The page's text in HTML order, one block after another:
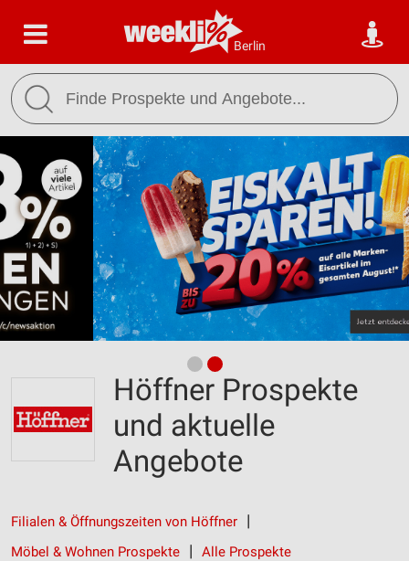
Berlin
Höffner Prospekte
und aktuelle
Angebote
Filialen & Öffnungszeiten von Höffner
Möbel & Wohnen Prospekte
Alle Prospekte